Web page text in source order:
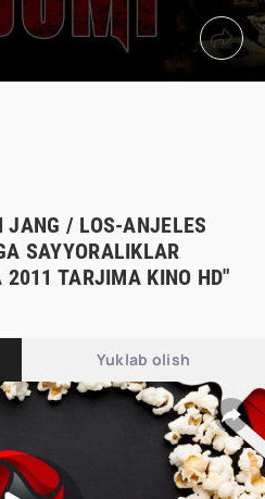
JANG / LOS-ANJELES
SAYYORALIKLAR
2011 TARJIMA KINO HD"
Yuklab olish